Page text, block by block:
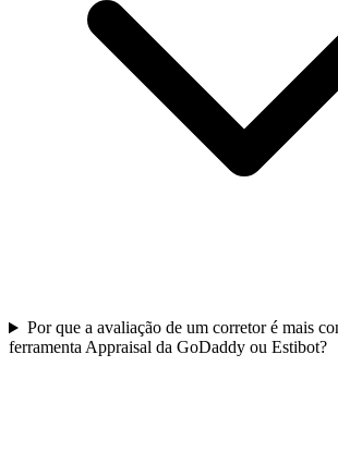
Por que a avaliação de um corretor é mais
ferramenta Appraisal da GoDaddy ou Estibot?